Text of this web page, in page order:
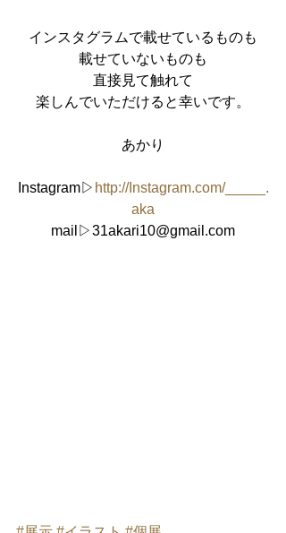
インスタグラムで載せているものも
載せていないものも
直接見て触れて
楽しんでいただけると幸いです。
あかり
Instagram▷ http://Instagram.com/_____.
aka
mail▷31akari10@gmail.com